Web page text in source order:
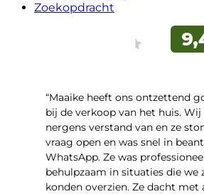
Zoekopdracht
“Maaike heeft ons ontzettend
bij de verkoop van het huis. Wij
nergens verstand van en ze
vraag open en was snel in
WhatsApp. Ze was
behulpzaam in situaties die we
konden overzien. Ze dacht met